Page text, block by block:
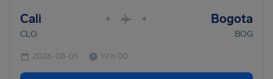
Cali • • Bogota
CLO BOG
2026-08-05 19 h 00